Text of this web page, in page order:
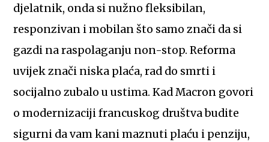
djelatnik, onda si nužno fleksibilan,
responzivan i mobilan što samo znači da si
gazdi na raspolaganju non-stop. Reforma
uvijek znači niska plaća, rad do smrti i
socijalno zubalo u ustima. Kad Macron govori
o modernizaciji francuskog društva budite
sigurni da vam kani maznuti plaću i penziju,